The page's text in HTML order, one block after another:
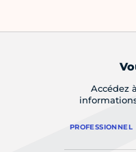
Accédez
PROFESSIONNEL